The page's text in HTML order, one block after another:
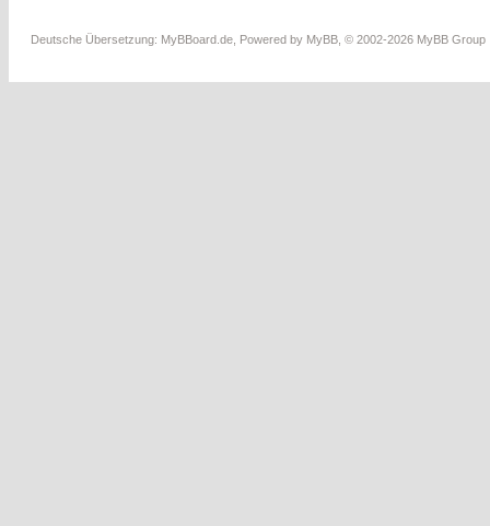
Deutsche Übersetzung: MyBBoard.de , Powered by MyBB , © 2002-2026 MyBB Group